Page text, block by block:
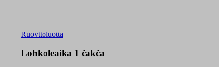
Ruovttoluotta
Lohkoleaika 1 čakča